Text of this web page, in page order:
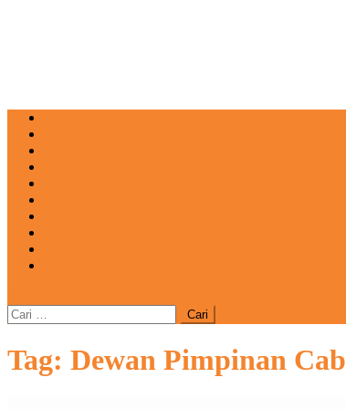
Cari
untuk:
Tag: Dewan Pimpinan